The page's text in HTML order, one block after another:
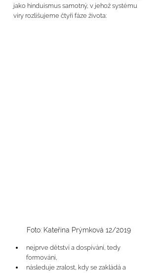
jako hinduismus samotný, v jehož systému
víry rozlišujeme čtyři fáze života:
Foto: Kateřina Prýmková 12/2019
nejprve dětství a dospívání, tedy
formování,
následuje zralost, kdy se zakládá a